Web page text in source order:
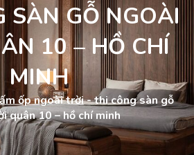
SÀN GỖ NGOÀI
10 – HỒ CHÍ
MINH
ốp ngoài trời-thi công sàn gỗ
quân 10 – hồ chí minh